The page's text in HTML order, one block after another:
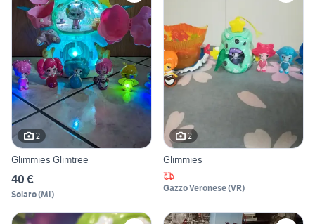
2
Glimmies Glimtree
40 €
Solaro(MI)
2
Glimmies
Gazzo Veronese(VR)